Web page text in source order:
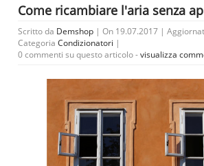
Come ricambiare l'aria senza
Scritto da Demshop | On 19.07.2017 |
Categoria Condizionatori |
0 commenti su questo articolo -visualizza